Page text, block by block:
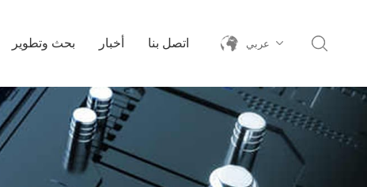
بحث وتطوير أخبار اتصل بنا عربي